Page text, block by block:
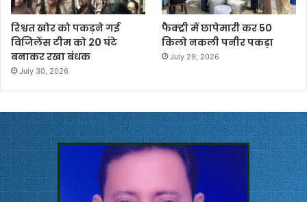
रिश्वत खोर को पकड़ने गई
विजिलेंस टीम को 20 घंटे
बनाकर रखा बंधक
July 30, 2026
फैक्ट्री में छापेमारी कर 50
किलो नकली पनीर पकड़ा
July 29, 2026